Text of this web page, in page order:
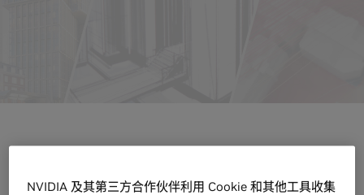
NVIDIA 及其第三方合作伙伴利用 Cookie 和其他工具收集